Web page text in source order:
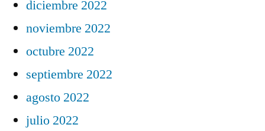
diciembre 2022
noviembre 2022
octubre 2022
septiembre 2022
agosto 2022
julio 2022